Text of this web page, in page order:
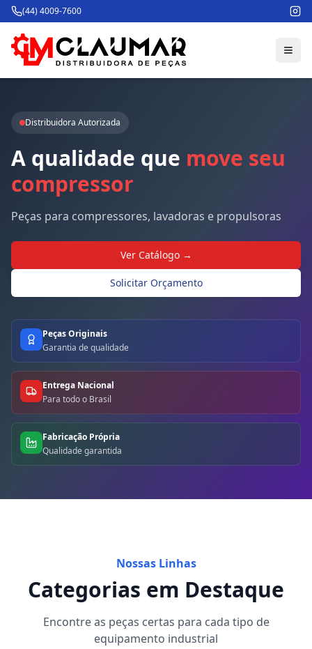
(44) 4009-7600
Distribuidora Autorizada
A qualidade que move seu
compressor
Peças para compressores, lavadoras e propulsoras
Ver Catálogo →
Solicitar Orçamento
Peças Originais
Garantia de qualidade
Entrega Nacional
Para todo o Brasil
Fabricação Própria
Qualidade garantida
Nossas Linhas
Categorias em Destaque
Encontre as peças certas para cada tipo de
equipamento industrial